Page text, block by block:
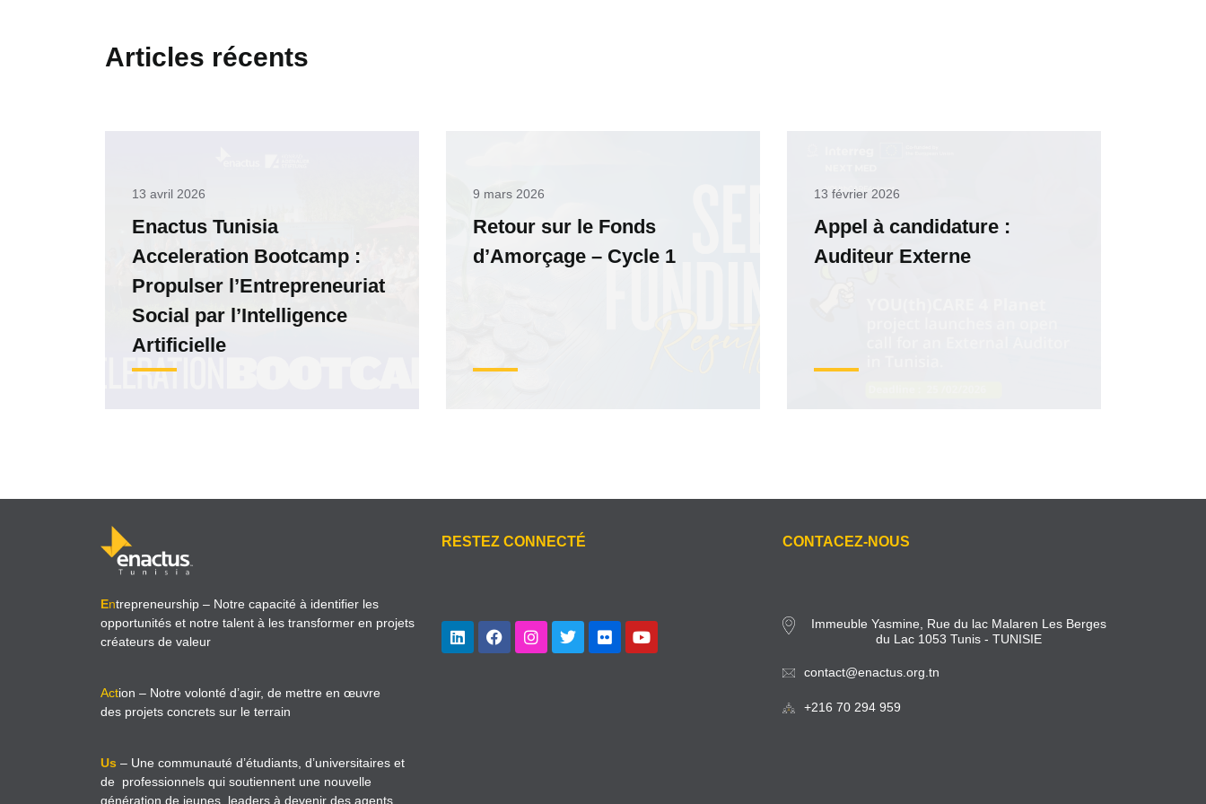
Articles récents
13 avril 2026
Enactus Tunisia
Acceleration Bootcamp :
Propulser l’Entrepreneuriat
Social par l’Intelligence
Artificielle
9 mars 2026
Retour sur le Fonds
d’Amorçage – Cycle 1
13 février 2026
Appel à candidature :
Auditeur Externe
Entrepreneurship – Notre capacité à identifier les
opportunités et notre talent à les transformer en projets
créateurs de valeur
Action – Notre volonté d’agir, de mettre en œuvre
des projets concrets sur le terrain
Us – Une communauté d’étudiants, d’universitaires et
de professionnels qui soutiennent une nouvelle
génération de jeunes leaders à devenir des agents
RESTEZ CONNECTÉ CONTACEZ-NOUS
Immeuble Yasmine, Rue du lac Malaren Les Berges
du Lac 1053 Tunis - TUNISIE
contact@enactus.org.tn
+216 70 294 959